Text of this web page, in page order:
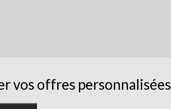
vos offres personnalisées